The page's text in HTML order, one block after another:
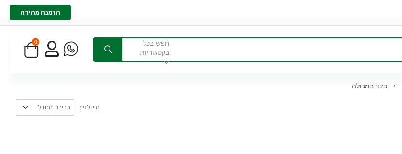
הזמנה מהירה
חפש בכל
בקטגוריות
0
פינוי במכולה
מיין לפי: